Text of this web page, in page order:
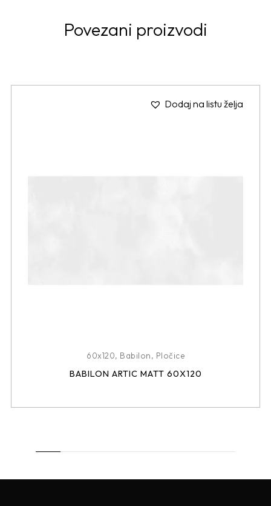
Povezani proizvodi
Dodaj na listu želja
60x120, Babilon, Pločice
BABILON ARTIC MATT 60X120